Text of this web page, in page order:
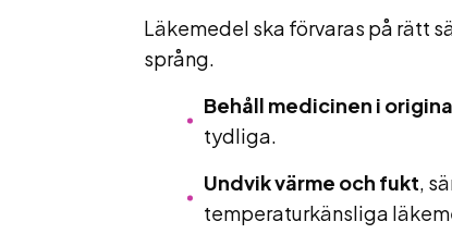
Läkemedel ska förvaras på rätt
språng.
Behåll medicinen i
tydliga.
Undvik värme och fukt,
temperaturkänsliga